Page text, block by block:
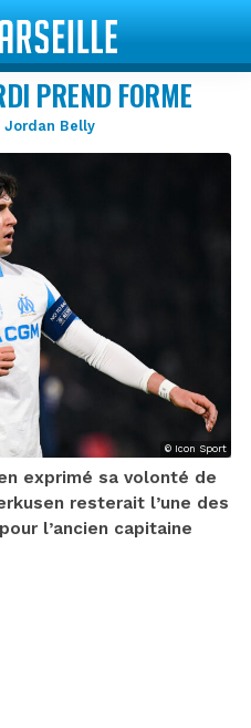
PREND FORME
Jordan Belly
© Icon Sport
exprimé sa volonté de
resterait l’une des
l’ancien capitaine